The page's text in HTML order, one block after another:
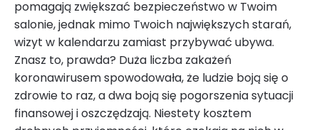
pomagają zwiększać bezpieczeństwo w Twoim
salonie, jednak mimo Twoich największych starań,
wizyt w kalendarzu zamiast przybywać ubywa.
Znasz to, prawda? Duża liczba zakażeń
koronawirusem spowodowała, że ludzie boją się o
zdrowie to raz, a dwa boją się pogorszenia sytuacji
finansowej i oszczędzają. Niestety kosztem